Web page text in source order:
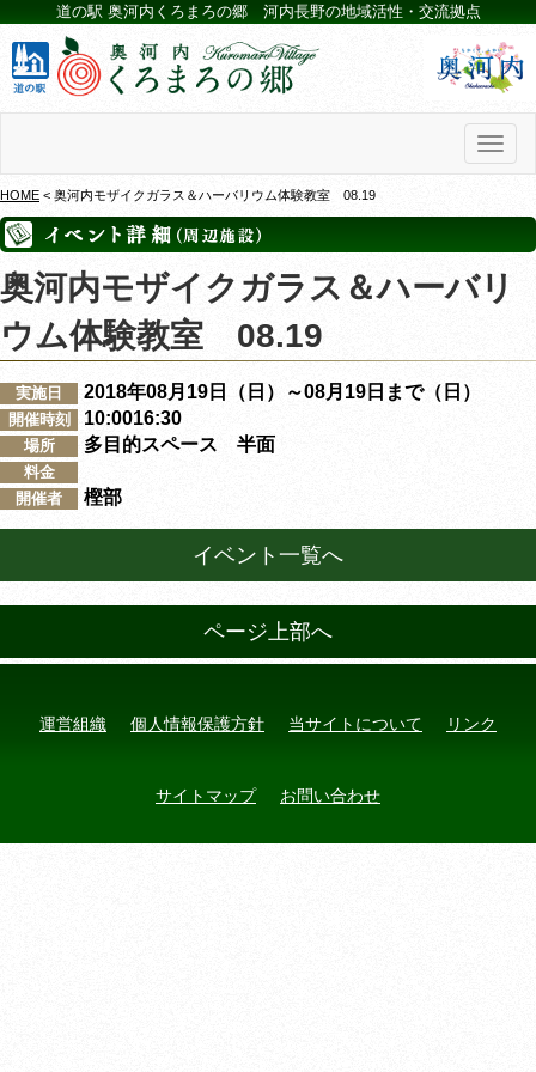
道の駅 奥河内くろまろの郷 河内長野の地域活性・交流拠点
HOME < 奥河内モザイクガラス＆ハーバリウム体験教室 08.19
奥河内モザイクガラス＆ハーバリ
ウム体験教室 08.19
実施日 2018年08月19日（日）～08月19日まで（日）
開催時刻 10:0016:30
場所 多目的スペース 半面
料金
開催者
樫部
イベント一覧へ
ページ上部へ
運営組織 個人情報保護方針 当サイトについて リンク
サイトマップ お問い合わせ